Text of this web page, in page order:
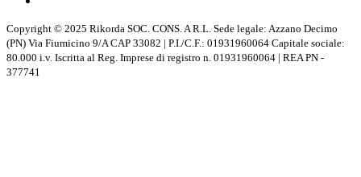
Copyright © 2025 Rikorda SOC. CONS. A R.L. Sede legale: Azzano Decimo
(PN) Via Fiumicino 9/A CAP 33082 | P.I./C.F.: 01931960064 Capitale sociale:
80.000 i.v. Iscritta al Reg. Imprese di registro n. 01931960064 | REA PN -
377741